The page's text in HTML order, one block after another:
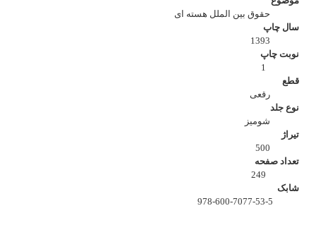
حقوق بین الملل هسته ای
سال چاپ
1393
نوبت چاپ
1
قطع
رقعی
نوع جلد
شومیز
تیراژ
500
تعداد صفحه
249
شابک
978-600-7077-53-5